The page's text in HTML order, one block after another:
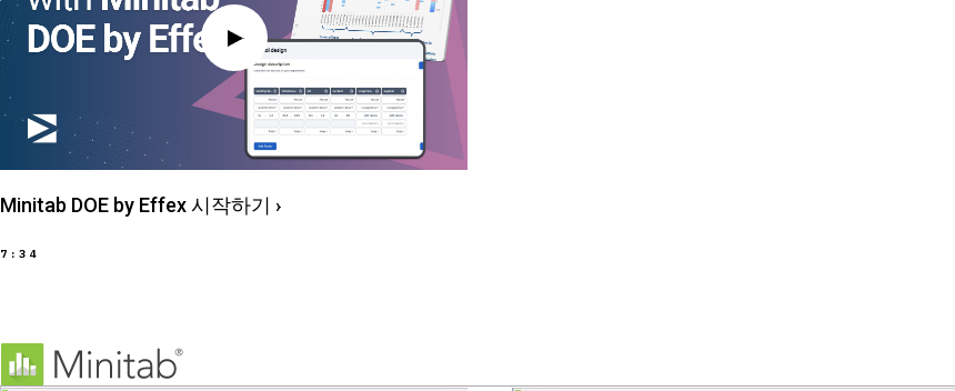
Minitab DOE by Effex 시작하기 ›
7:34